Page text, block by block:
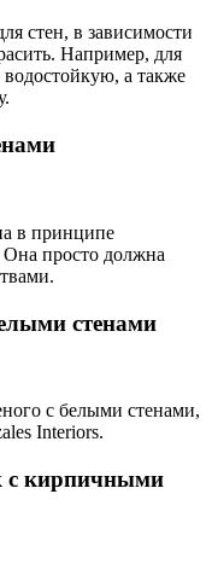
стен, в зависимости
Например, для
водостойкую, а также
в принципе
просто должна
стенами
с белыми стенами,
Interiors.
с кирпичными